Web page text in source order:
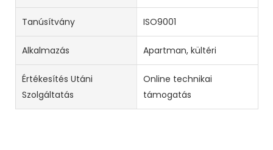
Tanúsítvány ISO9001
Alkalmazás Apartman, kültéri
Értékesítés Utáni
Szolgáltatás
Online technikai
támogatás